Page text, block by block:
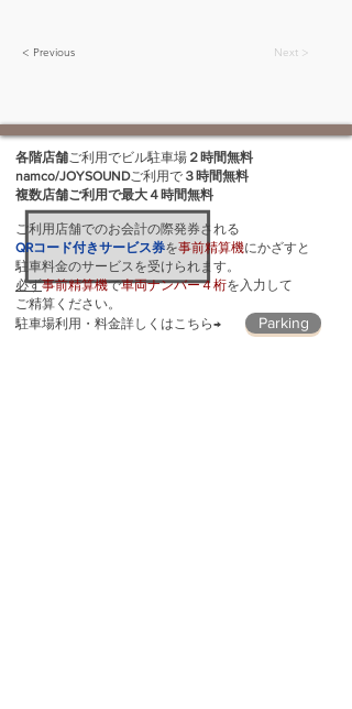
< Previous Next >
各階店舗ご利用でビル駐車場 ２時間無料
namco/JOYSOUNDご利用で ３時間無料
複数店舗ご利用で最大４時間無料
ご利用店舗でのお会計の際発券される
QRコード付きサービス券を事前精算機にかざすと
駐車​料金のサービスを受けられます。
必ず事前精算機で車両ナンバー４桁を入力して
ご精算ください。
駐車場利用・料金詳しくはこちら→
Parking